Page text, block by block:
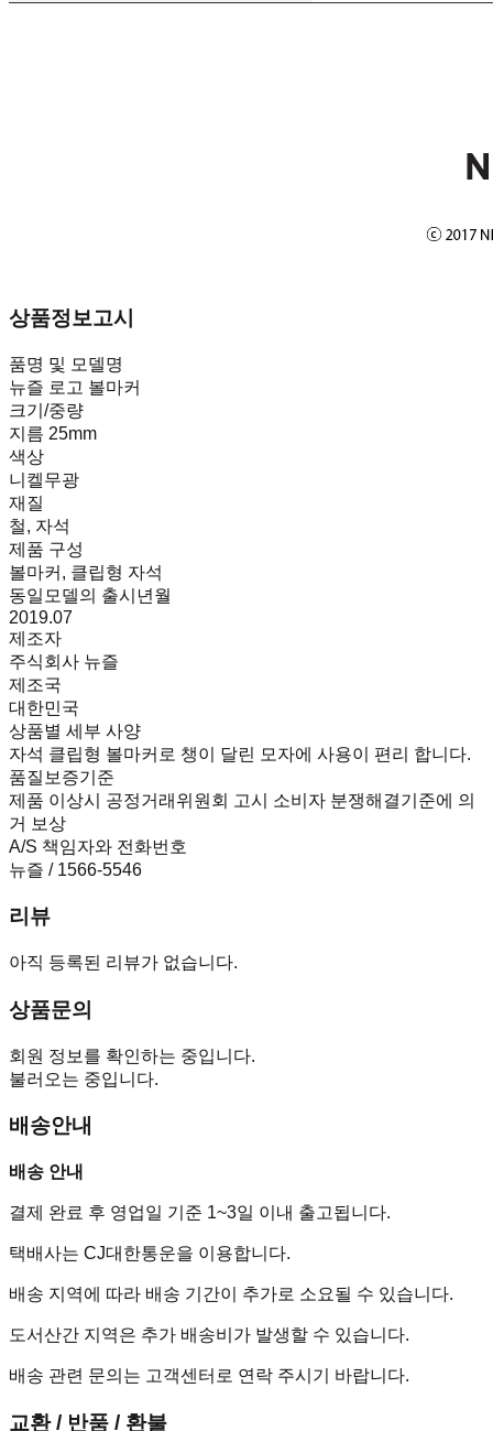
상품정보고시
품명 및 모델명
뉴즐 로고 볼마커
크기/중량
지름 25mm
색상
니켈무광
재질
철, 자석
제품 구성
볼마커, 클립형 자석
동일모델의 출시년월
2019.07
제조자
주식회사 뉴즐
제조국
대한민국
상품별 세부 사양
자석 클립형 볼마커로 챙이 달린 모자에 사용이 편리 합니다.
품질보증기준
제품 이상시 공정거래위원회 고시 소비자 분쟁해결기준에 의
거 보상
A/S 책임자와 전화번호
뉴즐 / 1566-5546
리뷰
아직 등록된 리뷰가 없습니다.
상품문의
회원 정보를 확인하는 중입니다.
불러오는 중입니다.
배송안내
배송 안내
결제 완료 후 영업일 기준 1~3일 이내 출고됩니다.
택배사는 CJ대한통운을 이용합니다.
배송 지역에 따라 배송 기간이 추가로 소요될 수 있습니다.
도서산간 지역은 추가 배송비가 발생할 수 있습니다.
배송 관련 문의는 고객센터로 연락 주시기 바랍니다.
교환 / 반품 / 환불